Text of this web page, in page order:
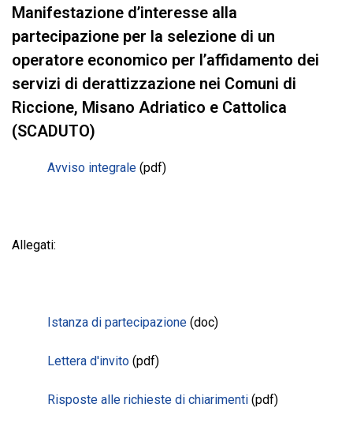
Manifestazione d’interesse alla
partecipazione per la selezione di un
operatore economico per l’affidamento dei
servizi di derattizzazione nei Comuni di
Riccione, Misano Adriatico e Cattolica
(SCADUTO)
Avviso integrale (pdf)
Allegati:
Istanza di partecipazione (doc)
Lettera d'invito (pdf)
Risposte alle richieste di chiarimenti (pdf)